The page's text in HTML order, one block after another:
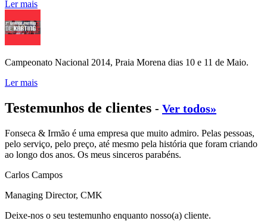
Ler mais
Campeonato Nacional 2014, Praia Morena dias 10 e 11 de Maio.
Ler mais
Testemunhos de clientes - Ver todos»
Fonseca & Irmão é uma empresa que muito admiro. Pelas pessoas,
pelo serviço, pelo preço, até mesmo pela história que foram criando
ao longo dos anos. Os meus sinceros parabéns.
Carlos Campos
Managing Director, CMK
Deixe-nos o seu testemunho enquanto nosso(a) cliente.